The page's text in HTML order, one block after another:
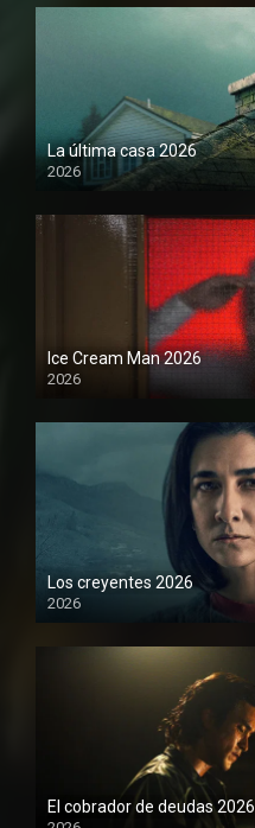
La última casa 2026
2026
Ice Cream Man 2026
2026
Los creyentes 2026
2026
1080P
El cobrador de deudas 2026